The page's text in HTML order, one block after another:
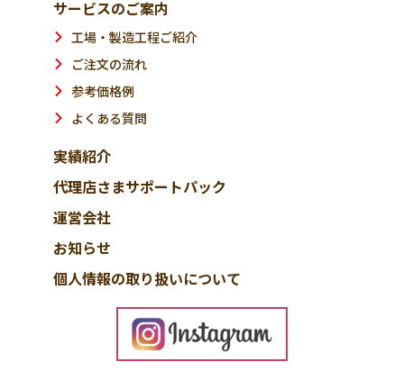
サービスのご案内
工場・製造工程ご紹介
ご注文の流れ
参考価格例
よくある質問
実績紹介
代理店さまサポートパック
運営会社
お知らせ
個人情報の取り扱いについて